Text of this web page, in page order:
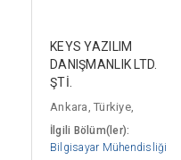
KEYS YAZILIM
DANIŞMANLIK LTD.
ŞTİ.
Ankara, Türkiye,
İlgili Bölüm(ler):
Bilgisayar Mühendisliği